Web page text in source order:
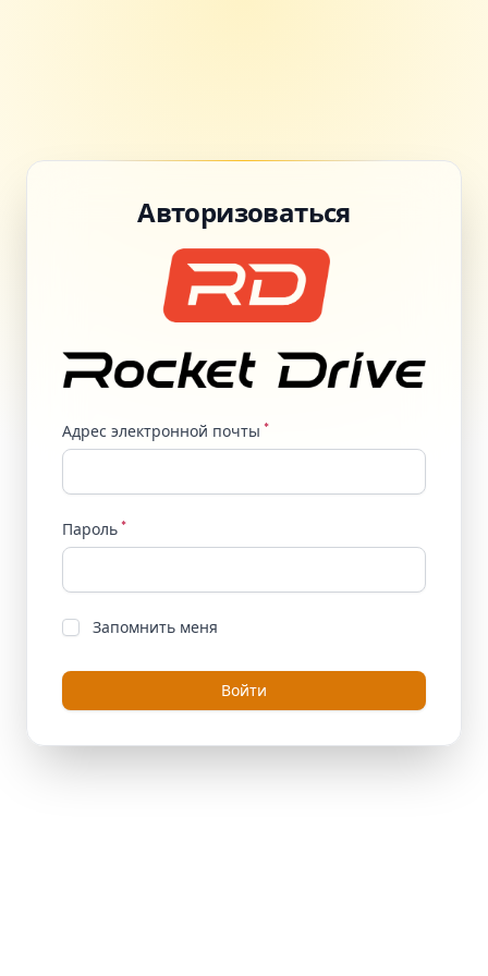
Авторизоваться
Адрес электронной почты *
Пароль *
Запомнить меня
Войти